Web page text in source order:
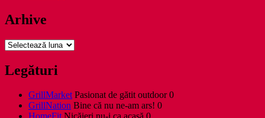
Arhive
Arhive
Legături
GrillMarketPasionat de gătit outdoor 0
GrillNation Bine că nu ne-am ars! 0